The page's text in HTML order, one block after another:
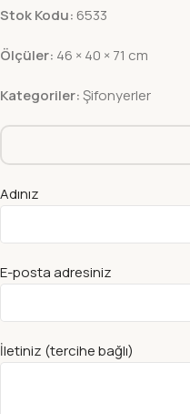
Stok Kodu: 6533
Ölçüler: 46 × 40 × 71 cm
Kategoriler:Şifonyerler
Adınız
E-posta adresiniz
İletiniz (tercihe bağlı)